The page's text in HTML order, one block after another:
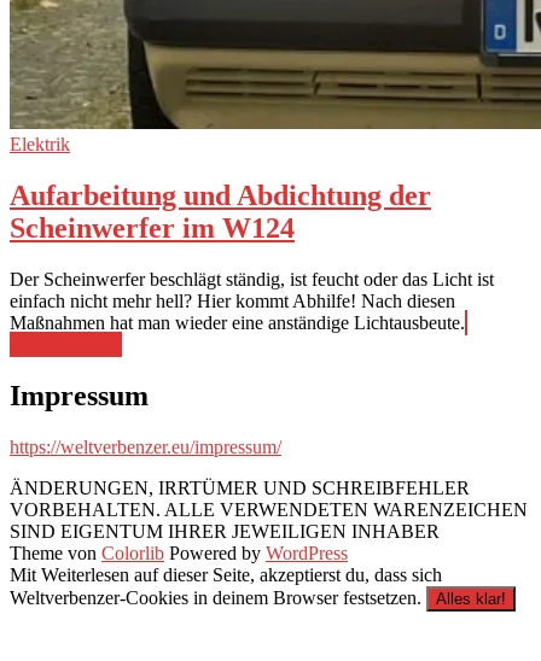
Elektrik
Aufarbeitung und Abdichtung der
Scheinwerfer im W124
Der Scheinwerfer beschlägt ständig, ist feucht oder das Licht ist
einfach nicht mehr hell? Hier kommt Abhilfe! Nach diesen
Maßnahmen hat man wieder eine anständige Lichtausbeute.
Impressum
https://weltverbenzer.eu/impressum/
ÄNDERUNGEN, IRRTÜMER UND SCHREIBFEHLER
VORBEHALTEN. ALLE VERWENDETEN WARENZEICHEN
SIND EIGENTUM IHRER JEWEILIGEN INHABER
Theme von Colorlib Powered by WordPress
Mit Weiterlesen auf dieser Seite, akzeptierst du, dass sich
Weltverbenzer-Cookies in deinem Browser festsetzen.
Alles klar!